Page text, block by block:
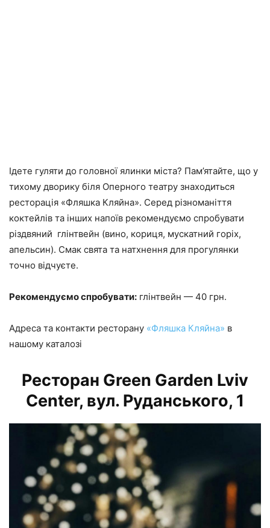
Ідете гуляти до головної ялинки міста? Пам’ятайте, що у
тихому дворику біля Оперного театру знаходиться
ресторація «Фляшка Кляйна». Серед різноманіття
коктейлів та інших напоїв рекомендуємо спробувати
різдвяний глінтвейн (вино, кориця, мускатний горіх,
апельсин). Смак свята та натхнення для прогулянки
точно відчуєте.
Рекомендуємо спробувати: глінтвейн — 40 грн.
Адреса та контакти ресторану «Фляшка Кляйна» в
нашому каталозі
Ресторан Green Garden Lviv
Center, вул. Руданського, 1